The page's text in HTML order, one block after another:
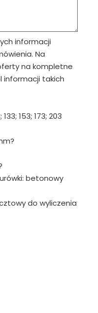
informacji
Na
na kompletne
informacji takich
153; 173; 203
betonowy
do wyliczenia